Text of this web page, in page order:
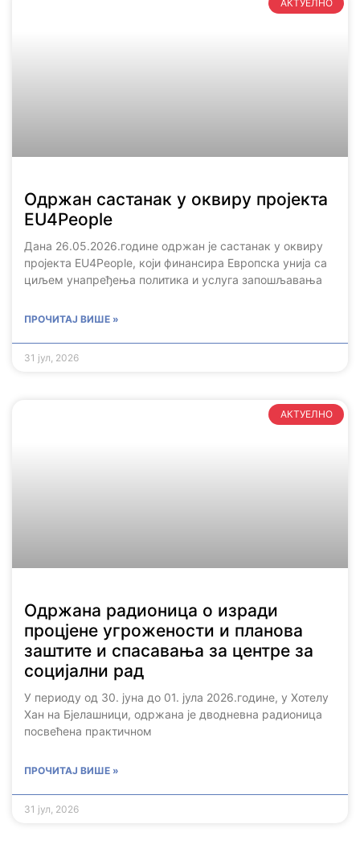
АКТУЕЛНО
Одржан састанак у оквиру пројекта
EU4People
Дана 26.05.2026.године одржан је састанак у оквиру
пројекта EU4People, који финансира Европска унија са
циљем унапређења политика и услуга запошљавања
ПРОЧИТАЈ ВИШЕ »
31 јул, 2026
АКТУЕЛНО
Одржана радионица о изради
процјене угрожености и планова
заштите и спасавања за центре за
социјални рад
У периоду од 30. јуна до 01. јула 2026.године, у Хотелу
Хан на Бјелашници, одржана је дводневна радионица
посвећена практичном
ПРОЧИТАЈ ВИШЕ »
31 јул, 2026